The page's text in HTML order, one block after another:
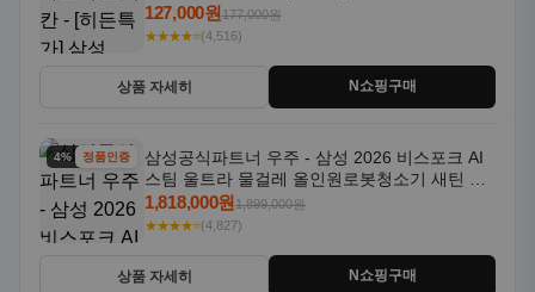
컴퓨터 모니터
127,000원177,000원
★★★★⭐(4,516)
상품 자세히 N쇼핑구매
4% 할인정품인증
삼성공식파트너 우주 - 삼성 2026 비스포크 AI
스팀 울트라 물걸레 올인원로봇청소기 새틴 그
레이지 AAG
1,818,000원1,899,000원
★★★★⭐(4,827)
상품 자세히 N쇼핑구매